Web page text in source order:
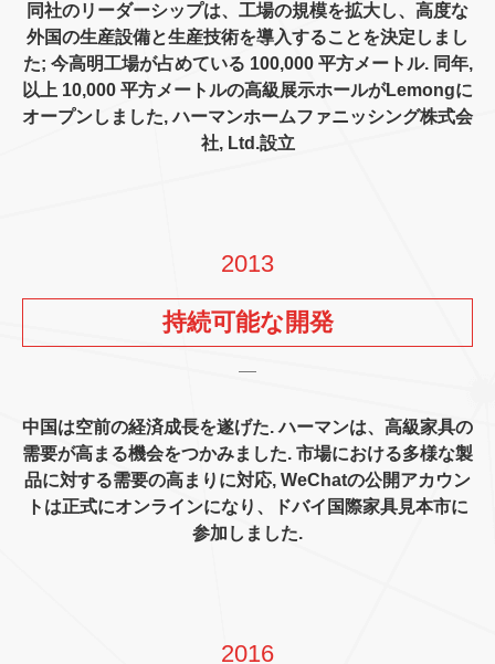
同社のリーダーシップは、工場の規模を拡大し、高度な
外国の生産設備と生産技術を導入することを決定しまし
た; 今高明工場が占めている 100,000 平方メートル. 同年,
以上 10,000 平方メートルの高級展示ホールがLemongに
オープンしました, ハーマンホームファニッシング株式会
社, Ltd.設立
2013
持続可能な開発
中国は空前の経済成長を遂げた. ハーマンは、高級家具の
需要が高まる機会をつかみました. 市場における多様な製
品に対する需要の高まりに対応, WeChatの公開アカウン
トは正式にオンラインになり、ドバイ国際家具見本市に
参加しました.
2016